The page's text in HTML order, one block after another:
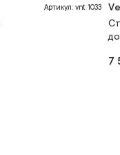
Артикул: vnt 1033
7